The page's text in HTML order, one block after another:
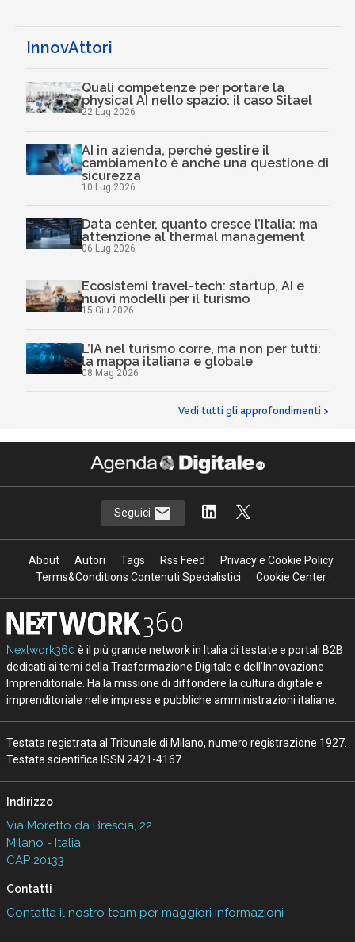
InnovAttori
Quali competenze per portare la
physical AI nello spazio: il caso Sitael
22 Lug 2026
AI in azienda, perché gestire il
cambiamento è anche una questione di
sicurezza
10 Lug 2026
Data center, quanto cresce l’Italia: ma
attenzione al thermal management
06 Lug 2026
Ecosistemi travel-tech: startup, AI e
nuovi modelli per il turismo
15 Giu 2026
L’IA nel turismo corre, ma non per tutti:
la mappa italiana e globale
08 Mag 2026
Vedi tutti gli approfondimenti >
Seguici
About Autori Tags Rss Feed
Privacy e Cookie Policy
Terms&Conditions Contenuti Specialistici
Cookie Center
Nextwork360 è il più grande network in Italia di testate e portali B2B
dedicati ai temi della Trasformazione Digitale e dell’Innovazione
Imprenditoriale. Ha la missione di diffondere la cultura digitale e
imprenditoriale nelle imprese e pubbliche amministrazioni italiane.
Testata registrata al Tribunale di Milano, numero registrazione 1927.
Testata scientifica ISSN 2421-4167
Indirizzo
Via Moretto da Brescia, 22
Milano - Italia
CAP 20133
Contatti
Contatta il nostro team per maggiori informazioni